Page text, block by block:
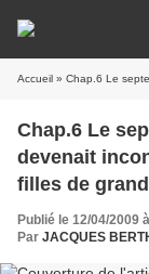
Accueil » Chap.6 Le septennat
Chap.6 Le
devenait
filles de
Publié le 12/04/2009
Par JACQUES